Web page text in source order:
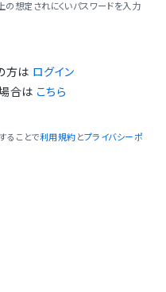
想定されにくいパスワードを入力
方は ログイン
合は こちら
ることで利用規約 とプライバシーポ